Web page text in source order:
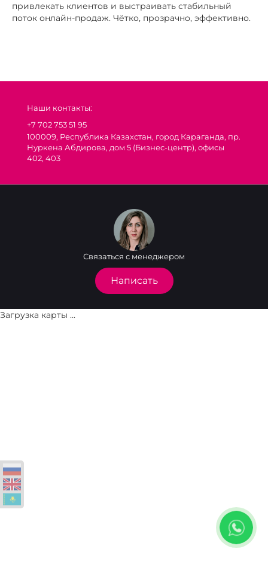
привлекать клиентов и выстраивать стабильный
поток онлайн-продаж. Чётко, прозрачно, эффективно.
Наши контакты:
+7 702 753 51 95
100009, Республика Казахстан, город Караганда, пр.
Нуркена Абдирова, дом 5 (Бизнес-центр), офисы
402, 403
Связаться с менеджером
Написать
Загрузка карты ...